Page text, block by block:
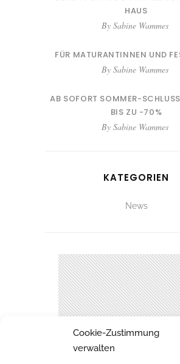
Cookie-Zustimmung
verwalten
HAUS
By Sabine Wammes
FÜR MATURANTINNEN UND
By Sabine Wammes
AB SOFORT SOMMER-
BIS ZU -70%
By Sabine Wammes
KATEGORIEN
News